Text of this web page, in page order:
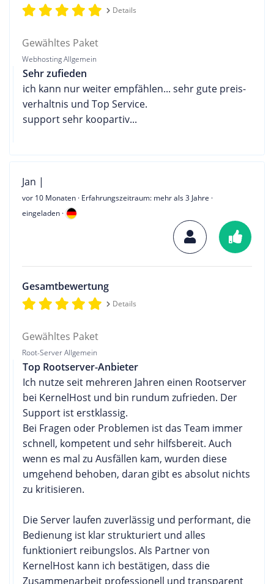
Details
Gewähltes Paket
Webhosting Allgemein
Sehr zufieden
ich kann nur weiter empfählen... sehr gute preis-
verhaltnis und Top Service.
support sehr koopartiv...
Jan |
vor 10 Monaten · Erfahrungszeitraum: mehr als 3 Jahre ·
eingeladen ·
Gesamtbewertung
Details
Gewähltes Paket
Root-Server Allgemein
Top Rootserver-Anbieter
Ich nutze seit mehreren Jahren einen Rootserver
bei KernelHost und bin rundum zufrieden. Der
Support ist erstklassig.
Bei Fragen oder Problemen ist das Team immer
schnell, kompetent und sehr hilfsbereit. Auch
wenn es mal zu Ausfällen kam, wurden diese
umgehend behoben, daran gibt es absolut nichts
zu kritisieren.
Die Server laufen zuverlässig und performant, die
Bedienung ist klar strukturiert und alles
funktioniert reibungslos. Als Partner von
KernelHost kann ich bestätigen, dass die
Zusammenarbeit professionell und transparent